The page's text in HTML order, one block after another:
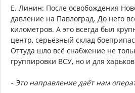
Е. Линин: После освобождения
давление на Павлоград. До него
километров. А это всегда был
центр, серьёзный склад
Оттуда шло всё снабжение не
группировки ВСУ, но и для
- Это направление даёт нам